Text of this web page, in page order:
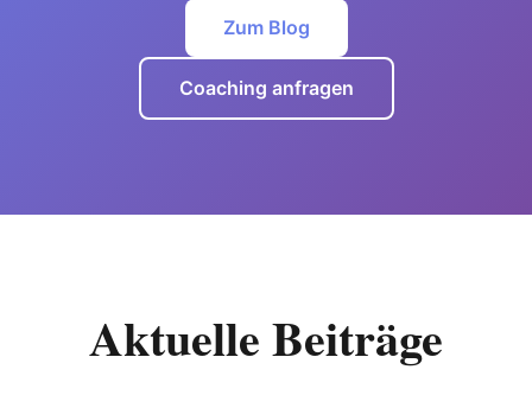
Zum Blog
Coaching anfragen
Aktuelle Beiträge